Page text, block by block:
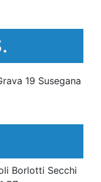
19 Susegana
Borlotti Secchi